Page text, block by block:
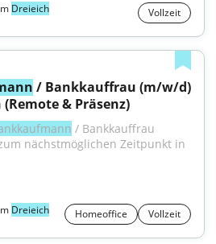
Dreieich Vollzeit
/ Bankkauffrau (m/w/d)
& Präsenz)
/ Bankkauffrau
nächstmöglichen Zeitpunkt in
Dreieich Homeoffice Vollzeit